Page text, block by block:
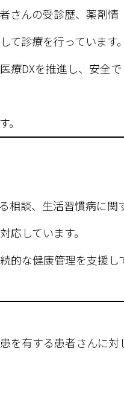
さんの受診歴、薬剤情
て診療を行っています
療DXを推進し、安全で
相談、生活習慣病に関
しています。
的な健康管理を支援し
を有する患者さんに対